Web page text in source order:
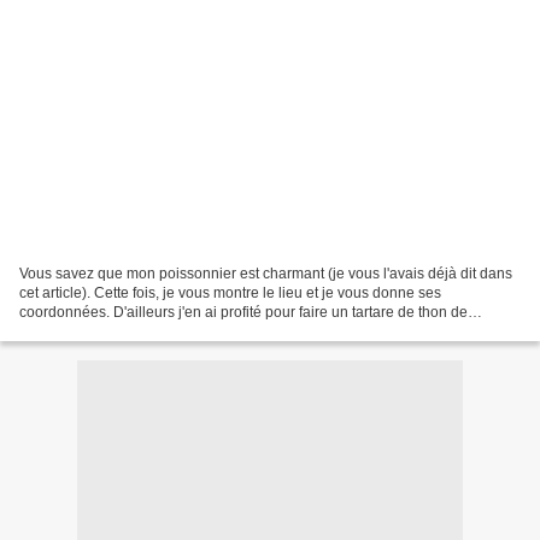
Vous savez que mon poissonnier est charmant (je vous l'avais déjà dit dans
cet article). Cette fois, je vous montre le lieu et je vous donne ses
coordonnées. D'ailleurs j'en ai profité pour faire un tartare de thon de